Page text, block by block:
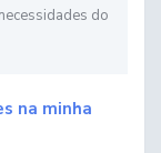
do
na minha